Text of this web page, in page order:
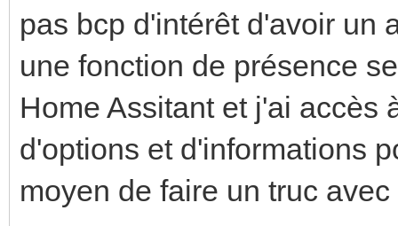
pas bcp d'intérêt d'avoir un
une fonction de présence
Home Assitant et j'ai accès
d'options et d'informations
moyen de faire un truc avec